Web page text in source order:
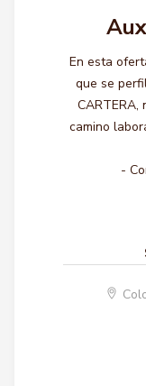
En esta
que se
camino
-